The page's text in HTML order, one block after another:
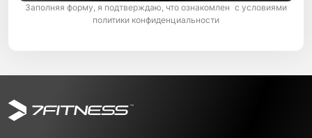
Заполняя форму, я подтверждаю, что ознакомлен с условиями
политики конфиденциальности